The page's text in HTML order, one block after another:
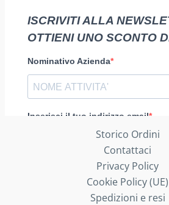
Storico Ordini
Contattaci
Privacy Policy
Cookie Policy (UE)
Spedizioni e resi